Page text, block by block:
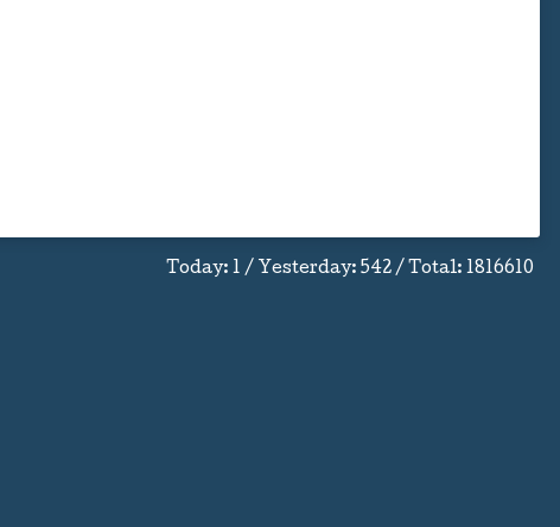
Today: 1 / Yesterday: 542 / Total: 1816610